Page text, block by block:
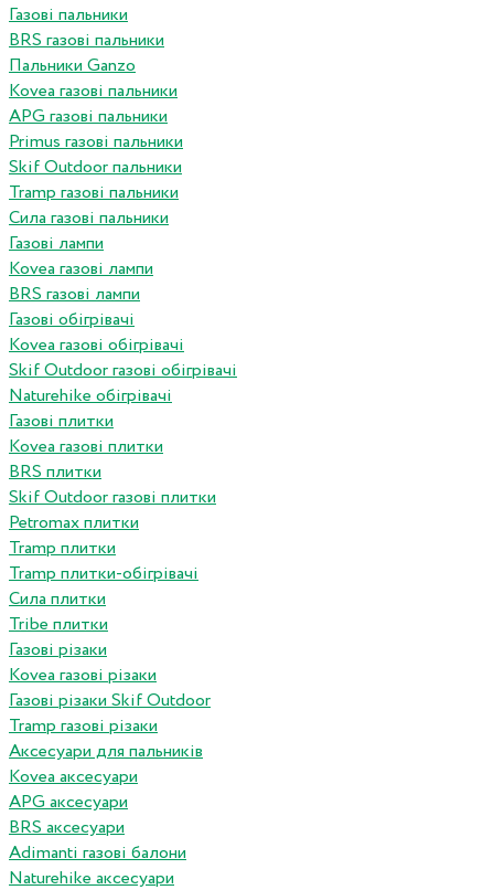
Газові пальники
BRS газові пальники
Пальники Ganzo
Kovea газові пальники
APG газові пальники
Primus газові пальники
Skif Outdoor пальники
Tramp газові пальники
Сила газові пальники
Газові лампи
Kovea газові лампи
BRS газові лампи
Газові обігрівачі
Kovea газові обігрівачі
Skif Outdoor газові обігрівачі
Naturehike обігрівачі
Газові плитки
Kovea газові плитки
BRS плитки
Skif Outdoor газові плитки
Petromax плитки
Tramp плитки
Tramp плитки-обігрівачі
Сила плитки
Tribe плитки
Газові різаки
Kovea газові різаки
Газові різаки Skif Outdoor
Tramp газові різаки
Аксесуари для пальників
Kovea аксесуари
APG аксесуари
BRS аксесуари
Adimanti газові балони
Naturehike аксесуари